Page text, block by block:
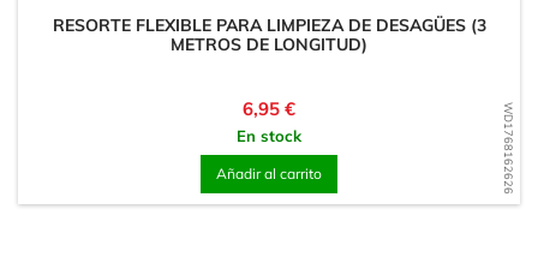
WD1768162626
RESORTE FLEXIBLE PARA LIMPIEZA DE DESAGÜES (3
METROS DE LONGITUD)
Precio
6,95 €
En stock
Añadir al carrito